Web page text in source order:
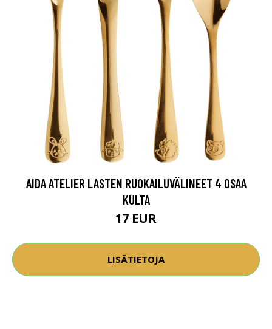
AIDA ATELIER LASTEN RUOKAILUVÄLINEET 4 OSAA
KULTA
17 EUR
LISÄTIETOJA